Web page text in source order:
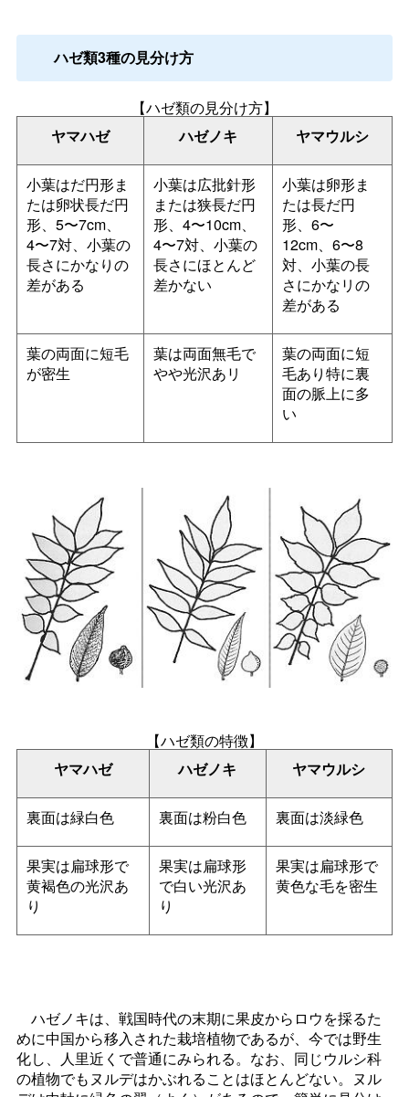
ハゼ類3種の見分け方
【ハゼ類の見分け方】
ヤマハゼ
ハゼノキ ヤマウルシ
小葉はだ円形ま
たは卵状長だ円
形、5〜7cm、
4〜7対、小葉の
長さにかなりの
差がある
小葉は広批針形
または狭長だ円
形、4〜10cm、
4〜7対、小葉の
長さにほとんど
差かない
小葉は卵形ま
たは長だ円
形、6〜
12cm、6〜8
対、小葉の長
さにかなリの
差がある
葉の両面に短毛
が密生
葉は両面無毛で
やや光沢あリ
葉の両面に短
毛あり特に裏
面の脈上に多
い
【ハゼ類の特徴】
ヤマハゼ
ハゼノキ ヤマウルシ
裏面は緑白色 裏面は粉白色 裏面は淡緑色
果実は扁球形で
黄褐色の光沢あ
り
果実は扁球形
で白い光沢あ
り
果実は扁球形で
黄色な毛を密生
ハゼノキは、戦国時代の末期に果皮からロウを採るた
めに中国から移入された栽培植物であるが、今では野生
化し、人里近くで普通にみられる。なお、同じウルシ科
の植物でもヌルデはかぶれることはほとんどない。ヌル